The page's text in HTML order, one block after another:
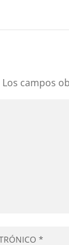
Los campos